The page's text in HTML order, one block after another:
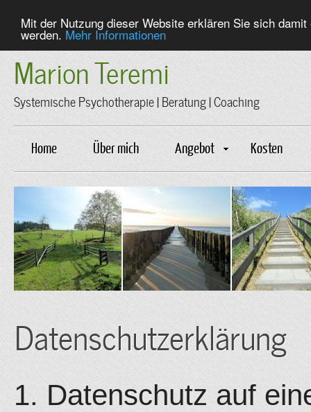
Mit der Nutzung dieser Website erklären Sie sich
werden. Mehr Informationen
Marion Teremi
Systemische Psychotherapie | Beratung | Coaching
Home Über mich Angebot Kosten
Datenschutzerklärung
1. Datenschutz auf